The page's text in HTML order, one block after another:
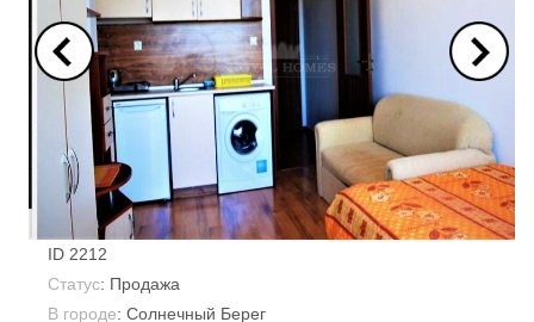
ID 2212
Статус: Продажа
В городе: Солнечный Берег